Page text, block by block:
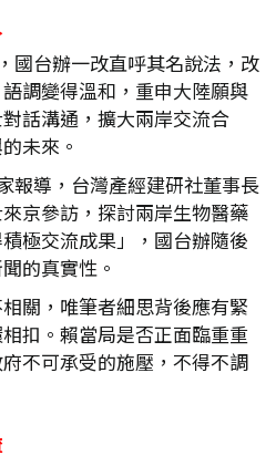
國台辦一改直呼其名說法，改
調變得溫和，重申大陸願與
話溝通，擴大兩岸交流合
未來。
報導，台灣產經建研社董事長
京參訪，探討兩岸生物醫藥
極交流成果」，國台辦隨後
的真實性。
關，唯筆者細思背後應有緊
扣。賴當局是否正面臨重重
不可承受的施壓，不得不調